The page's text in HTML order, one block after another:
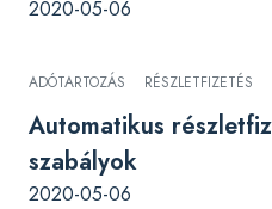
2020-05-06
ADÓTARTOZÁS RÉSZLETFIZETÉS
Automatikus
szabályok
2020-05-06